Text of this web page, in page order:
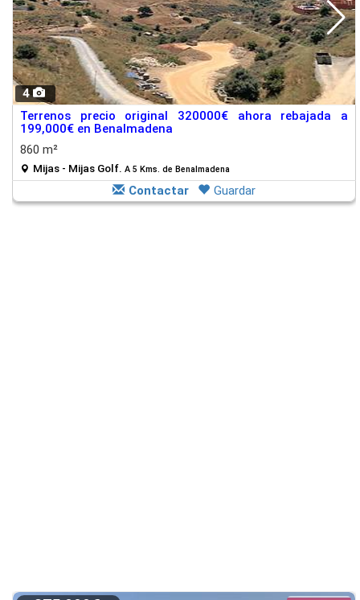
4
Terrenos precio original 320000€ ahora rebajada a
199,000€ en Benalmadena
860 m²
Mijas - Mijas Golf. A 5 Kms. de Benalmadena
Contactar Guardar